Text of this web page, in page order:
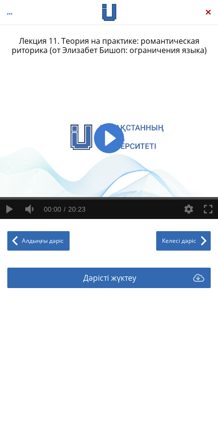
Лекция 11. Теория на практике: романтическая
риторика (от Элизабет Бишоп: ограничения языка)
00:00 20:23
Алдыңғы дәріс Келесі дәріс
Дәрісті жүктеу